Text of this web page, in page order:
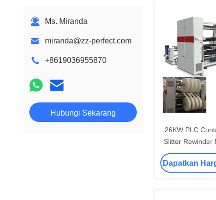
Ms. Miranda
miranda@zz-perfect.com
+8619036955870
Hubungi Sekarang
26KW PLC
Slitter Rewinder
Paper
Dapatkan